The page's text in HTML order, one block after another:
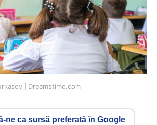
| Dreamstime.com
ne ca sursă preferată în Google